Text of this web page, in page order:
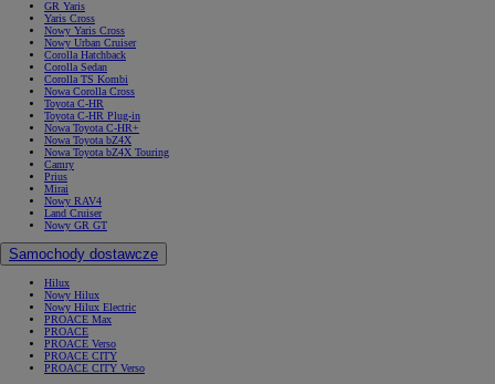
GR Yaris
Yaris Cross
Nowy Yaris Cross
Nowy Urban Cruiser
Corolla Hatchback
Corolla Sedan
Corolla TS Kombi
Nowa Corolla Cross
Toyota C-HR
Toyota C-HR Plug-in
Nowa Toyota C-HR+
Nowa Toyota bZ4X
Nowa Toyota bZ4X Touring
Camry
Prius
Mirai
Nowy RAV4
Land Cruiser
Nowy GR GT
Samochody dostawcze
Hilux
Nowy Hilux
Nowy Hilux Electric
PROACE Max
PROACE
PROACE Verso
PROACE CITY
PROACE CITY Verso